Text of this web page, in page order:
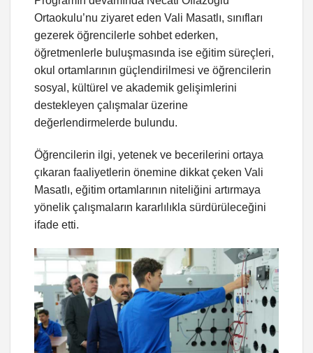
Ortaokulu’nu ziyaret eden Vali Masatlı, sınıfları
gezerek öğrencilerle sohbet ederken,
öğretmenlerle buluşmasında ise eğitim süreçleri,
okul ortamlarının güçlendirilmesi ve öğrencilerin
sosyal, kültürel ve akademik gelişimlerini
destekleyen çalışmalar üzerine
değerlendirmelerde bulundu.
Öğrencilerin ilgi, yetenek ve becerilerini ortaya
çıkaran faaliyetlerin önemine dikkat çeken Vali
Masatlı, eğitim ortamlarının niteliğini artırmaya
yönelik çalışmaların kararlılıkla sürdürüleceğini
ifade etti.